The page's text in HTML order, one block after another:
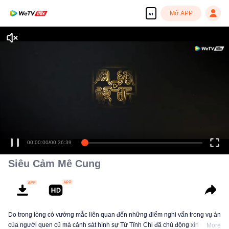
vi Mở APP
00:00:00/00:36:39
Siêu Cảm Mê Cung
Do trong lòng có vướng mắc liên quan đến những điểm nghi vấn trong vụ án
của người quen cũ mà cảnh sát hình sự Từ Tĩnh Chi đã chủ động xin rời đội
More